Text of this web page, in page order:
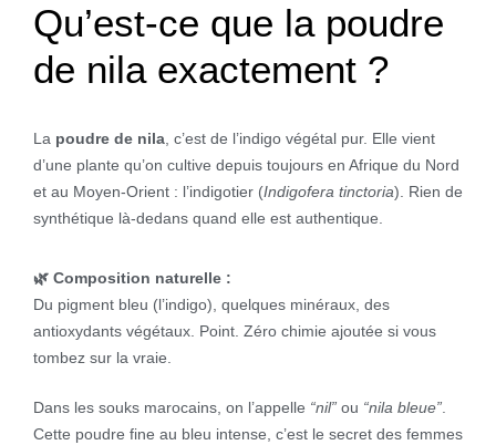
Qu’est-ce que la poudre
de nila exactement ?
La poudre de nila, c’est de l’indigo végétal pur. Elle vient
d’une plante qu’on cultive depuis toujours en Afrique du Nord
et au Moyen-Orient : l’indigotier (Indigofera tinctoria). Rien de
synthétique là-dedans quand elle est authentique.
🌿 Composition naturelle :
Du pigment bleu (l’indigo), quelques minéraux, des
antioxydants végétaux. Point. Zéro chimie ajoutée si vous
tombez sur la vraie.
Dans les souks marocains, on l’appelle “nil” ou “nila bleue”.
Cette poudre fine au bleu intense, c’est le secret des femmes